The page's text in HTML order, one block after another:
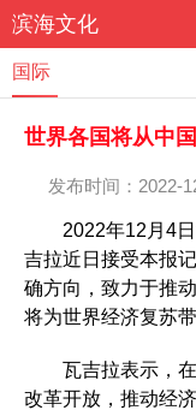
滨海文化
国际
世界各国将从中
发布时间：2022-
2022年12月4日
吉拉近日接受本报
确方向，致力于推
将为世界经济复苏
瓦吉拉表示，在
改革开放，推动经